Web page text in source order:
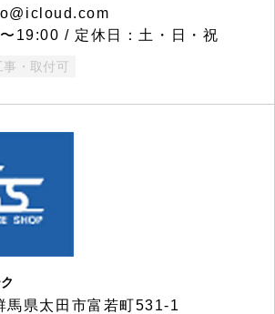
19:00 / 定休日：土・日・祝
事・取付可
県太田市富若町531-1